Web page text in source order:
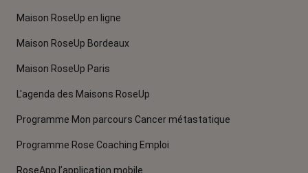
Maison RoseUp en ligne
Maison RoseUp Bordeaux
Maison RoseUp Paris
L'agenda des Maisons RoseUp
Programme Mon parcours Cancer métastatique
Programme Rose Coaching Emploi
RoseApp l’application mobile